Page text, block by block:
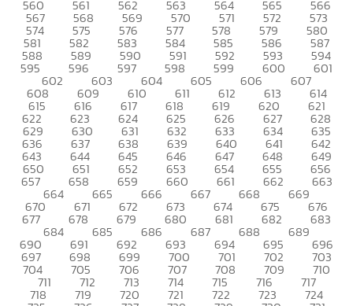
560 561 562 563 564 565 566
567 568 569 570 571 572 573
574 575 576 577 578 579 580
581 582 583 584 585 586 587
588 589 590 591 592 593 594
595 596 597 598 599 600 601
602 603 604 605 606 607
608 609 610 611 612 613 614
615 616 617 618 619 620 621
622 623 624 625 626 627 628
629 630 631 632 633 634 635
636 637 638 639 640 641 642
643 644 645 646 647 648 649
650 651 652 653 654 655 656
657 658 659 660 661 662 663
664 665 666 667 668 669
670 671 672 673 674 675 676
677 678 679 680 681 682 683
684 685 686 687 688 689
690 691 692 693 694 695 696
697 698 699 700 701 702 703
704 705 706 707 708 709 710
711 712 713 714 715 716 717
718 719 720 721 722 723 724